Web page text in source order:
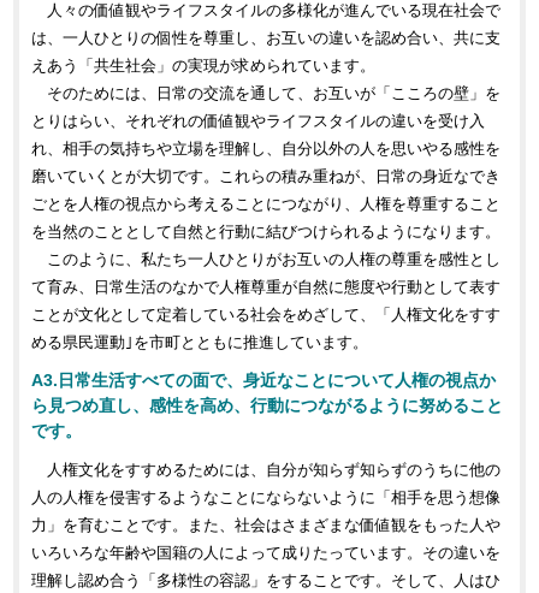
人々の価値観やライフスタイルの多様化が進んでいる現在社会で
は、一人ひとりの個性を尊重し、お互いの違いを認め合い、共に支
えあう「共生社会」の実現が求められています。
そのためには、日常の交流を通して、お互いが「こころの壁」を
とりはらい、それぞれの価値観やライフスタイルの違いを受け入
れ、相手の気持ちや立場を理解し、自分以外の人を思いやる感性を
磨いていくとが大切です。これらの積み重ねが、日常の身近なでき
ごとを人権の視点から考えることにつながり、人権を尊重すること
を当然のこととして自然と行動に結びつけられるようになります。
このように、私たち一人ひとりがお互いの人権の尊重を感性とし
て育み、日常生活のなかで人権尊重が自然に態度や行動として表す
ことが文化として定着している社会をめざして、「人権文化をすす
める県民運動｣を市町とともに推進しています。
A3.日常生活すべての面で、身近なことについて人権の視点か
ら見つめ直し、感性を高め、行動につながるように努めること
です。
人権文化をすすめるためには、自分が知らず知らずのうちに他の
人の人権を侵害するようなことにならないように「相手を思う想像
力」を育むことです。また、社会はさまざまな価値観をもった人や
いろいろな年齢や国籍の人によって成りたっています。その違いを
理解し認め合う「多様性の容認」をすることです。そして、人はひ